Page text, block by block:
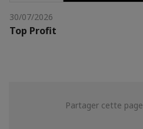
30/07/2026
Top Profit
Partager cette page